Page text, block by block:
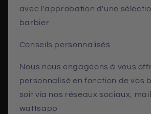
avec l'approbation d'une
barbier
Conseils personnalisés
Nous nous engageons à vous
personnalisé en fonction de vos
soit via nos réseaux sociaux,
wattsapp